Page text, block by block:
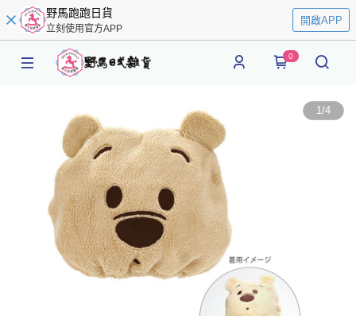
野馬跑跑日貨
立刻使用官方APP
開啟APP
0
1/4